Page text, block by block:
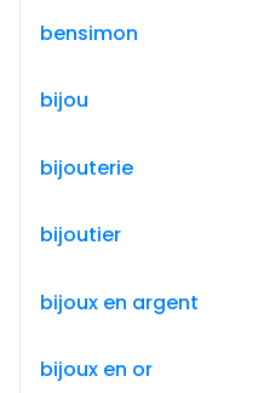
bensimon
bijou
bijouterie
bijoutier
bijoux en argent
bijoux en or